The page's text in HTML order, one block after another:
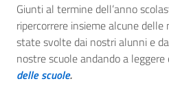
Giunti al termine dell’anno
ripercorrere insieme alcune
state svolte dai nostri alunni e
nostre scuole andando a
delle scuole.